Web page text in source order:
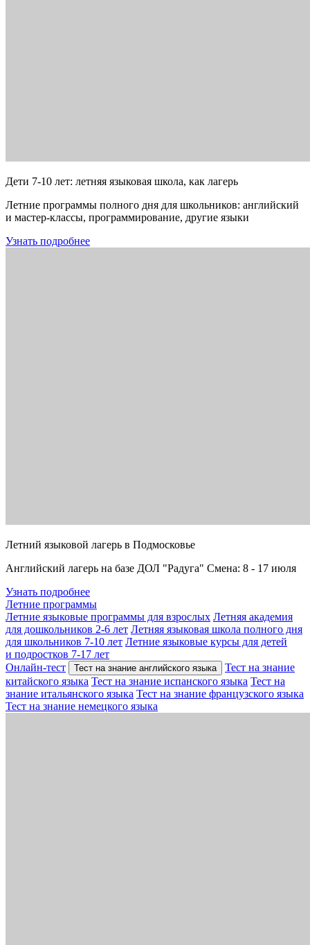
Дети 7-10 лет: летняя языковая школа, как лагерь
Летние программы полного дня для школьников: английский
и мастер-классы, программирование, другие языки
Узнать подробнее
Летний языковой лагерь в Подмосковье
Английский лагерь на базе ДОЛ "Радуга" Смена: 8 - 17 июля
Узнать подробнее
Летние программы
Летние языковые программы для взрослых Летняя академия
для дошкольников 2-6 лет Летняя языковая школа полного дня
для школьников 7-10 лет Летние языковые курсы для детей
и подростков 7-17 лет
Онлайн-тест
Тест на знание английского языка
Тест на знание
китайского языка Тест на знание испанского языка Тест на
знание итальянского языка Тест на знание французского языка
Тест на знание немецкого языка